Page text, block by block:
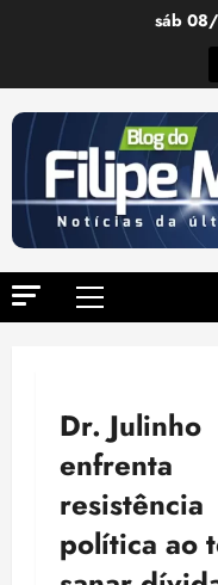
sáb
Menu
Dr. Julinho
enfrenta
resistência
política ao